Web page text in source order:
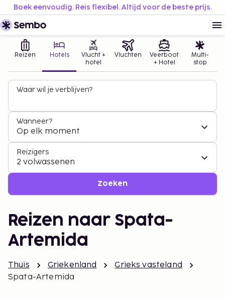
Boek eenvoudig. Reis flexibel. Altijd voor de beste prijs.
Reizen Hotels
Vlucht +
hotel
Vluchten
Veerboot
+ Hotel
Multi-
stop
Waar wil je verblijven?
Wanneer?
Op elk moment
Reizigers
2 volwassenen
Zoeken
Reizen naar Spata-
Artemida
Thuis Griekenland
Grieks vasteland
Spata-Artemida